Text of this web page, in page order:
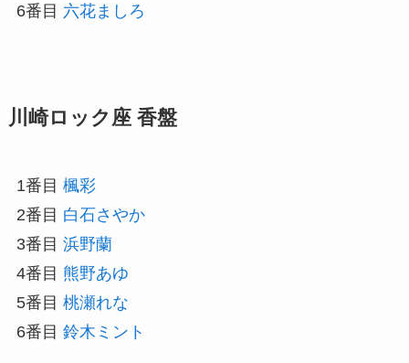
6番目 六花ましろ
川崎ロック座 香盤
1番目 楓彩
2番目 白石さやか
3番目 浜野蘭
4番目 熊野あゆ
5番目 桃瀬れな
6番目 鈴木ミント